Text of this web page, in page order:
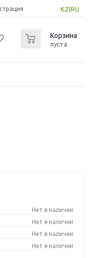
KZ RU
Корзина
пуста
Нет в наличии
Нет в наличии
Нет в наличии
Нет в наличии